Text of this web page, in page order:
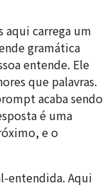
aqui carrega um
gramática
entende. Ele
que palavras.
acaba sendo
é uma
e o
entendida. Aqui